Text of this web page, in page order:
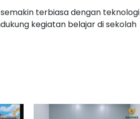
terbiasa dengan teknologi
kegiatan belajar di sekolah